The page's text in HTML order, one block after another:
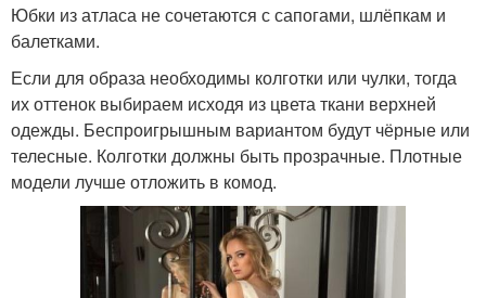
Юбки из атласа не сочетаются с сапогами, шлёпкам и
балетками.
Если для образа необходимы колготки или чулки, тогда
их оттенок выбираем исходя из цвета ткани верхней
одежды. Беспроигрышным вариантом будут чёрные или
телесные. Колготки должны быть прозрачные. Плотные
модели лучше отложить в комод.